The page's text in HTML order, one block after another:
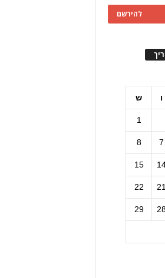
להירשם
ו ש
1
7
8
15
21
22
29